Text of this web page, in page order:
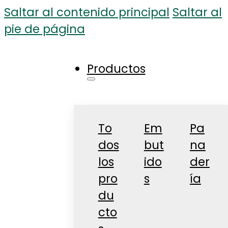
Saltar al contenido principal Saltar al
pie de página
Productos
To
dos
los
pro
du
cto
Em
but
ido
s
Pa
na
der
ía